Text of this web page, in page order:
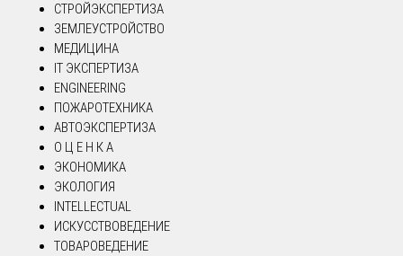
СТРОЙЭКСПЕРТИЗА
ЗЕМЛЕУСТРОЙСТВО
МЕДИЦИНА
IT ЭКСПЕРТИЗА
ENGINEERING
ПОЖАРОТЕХНИКА
АВТОЭКСПЕРТИЗА
О Ц Е Н К А
ЭКОНОМИКА
ЭКОЛОГИЯ
INTELLECTUAL
ИСКУССТВОВЕДЕНИЕ
ТОВАРОВЕДЕНИЕ